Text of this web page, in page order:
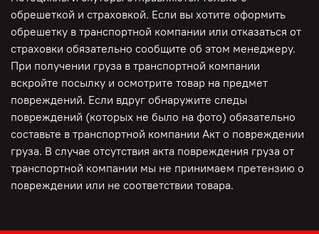
ТОВАРНО- ТРАНСПОРТНОЙ НАКЛАДНОЙ, ФОТО С
ПОГРУЗКИ, ПОДТВЕРЖДЕНИЯ СОТРУДНИКА ТК!
Видео работы
https://rutube.ru/video/
обрешеткой и страховкой. Если вы хотите оформить
обрешетку в транспортной компании или отказаться от
страховки обязательно сообщите об этом менеджеру.
При получении груза в транспортной компании
вскройте посылку и осмотрите товар на предмет
повреждений. Если вдруг обнаружите следы
повреждений (которых не было на фото) обязательно
составьте в транспортной компании Акт о повреждении
груза. В случае отсутствия акта повреждения груза от
транспортной компании мы не принимаем претензию о
повреждении или не соответствии товара.